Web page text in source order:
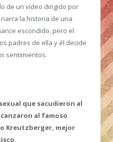
de un vídeo dirigido por
la historia de una
escondido, pero el
padres de ella y él decide
sentimientos.
que sacudieron al
al famoso
Kreutzberger, mejor
.